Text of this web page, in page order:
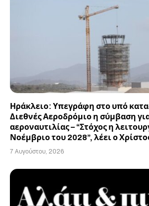
Ηράκλειο: Υπεγράφη στο υπό
Διεθνές Αεροδρόμιο η σύμβαση
αεροναυτιλίας – “Στόχος η
Νοέμβριο του 2028”, λέει ο
7 Αυγούστου, 2026